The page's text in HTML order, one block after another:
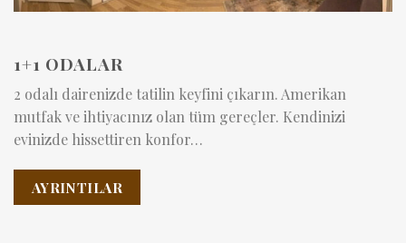
1+1 ODALAR
2 odalı dairenizde tatilin keyfini çıkarın. Amerikan
mutfak ve ihtiyacınız olan tüm gereçler. Kendinizi
evinizde hissettiren konfor…
AYRINTILAR